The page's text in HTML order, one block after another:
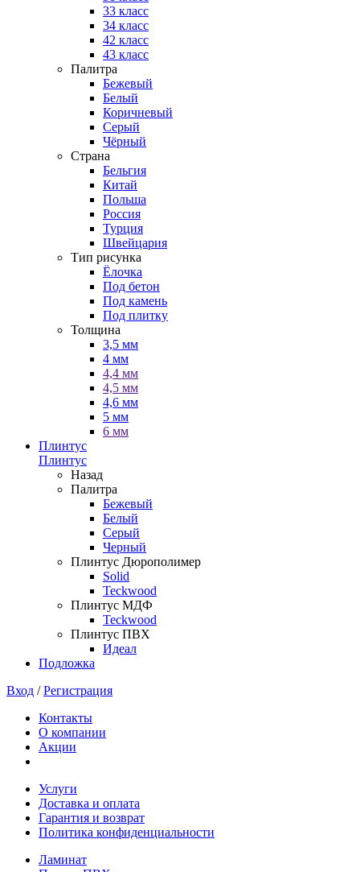
33 класс
34 класс
42 класс
43 класс
Палитра
Бежевый
Белый
Коричневый
Серый
Чёрный
Страна
Бельгия
Китай
Польша
Россия
Турция
Швейцария
Тип рисунка
Ёлочка
Под бетон
Под камень
Под плитку
Толщина
3,5 мм
4 мм
4,4 мм
4,5 мм
4,6 мм
5 мм
6 мм
Плинтус
Плинтус
Назад
Палитра
Бежевый
Белый
Серый
Черный
Плинтус Дюрополимер
Solid
Teckwood
Плинтус МДФ
Teckwood
Плинтус ПВХ
Идеал
Подложка
Вход /Регистрация
Контакты
О компании
Акции
Услуги
Доставка и оплата
Гарантия и возврат
Политика конфиденциальности
Ламинат